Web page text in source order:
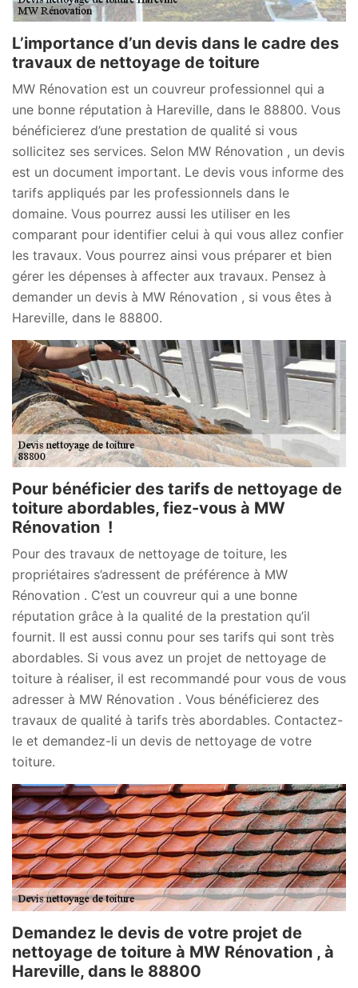
L’importance d’un devis dans le cadre des
travaux de nettoyage de toiture
MW Rénovation est un couvreur professionnel qui a
une bonne réputation à Hareville, dans le 88800. Vous
bénéficierez d’une prestation de qualité si vous
sollicitez ses services. Selon MW Rénovation , un devis
est un document important. Le devis vous informe des
tarifs appliqués par les professionnels dans le
domaine. Vous pourrez aussi les utiliser en les
comparant pour identifier celui à qui vous allez confier
les travaux. Vous pourrez ainsi vous préparer et bien
gérer les dépenses à affecter aux travaux. Pensez à
demander un devis à MW Rénovation , si vous êtes à
Hareville, dans le 88800.
Pour bénéficier des tarifs de nettoyage de
toiture abordables, fiez-vous à MW
Rénovation !
Pour des travaux de nettoyage de toiture, les
propriétaires s’adressent de préférence à MW
Rénovation . C’est un couvreur qui a une bonne
réputation grâce à la qualité de la prestation qu’il
fournit. Il est aussi connu pour ses tarifs qui sont très
abordables. Si vous avez un projet de nettoyage de
toiture à réaliser, il est recommandé pour vous de vous
adresser à MW Rénovation . Vous bénéficierez des
travaux de qualité à tarifs très abordables. Contactez-
le et demandez-li un devis de nettoyage de votre
toiture.
Demandez le devis de votre projet de
nettoyage de toiture à MW Rénovation , à
Hareville, dans le 88800